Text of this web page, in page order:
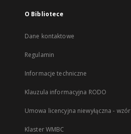
O Bibliotece
Dane kontaktowe
Regulamin
Informacje techniczne
Klauzula informacyjna RODO
Umowa licencyjna niewyłączna - wzór
Klaster WMBC